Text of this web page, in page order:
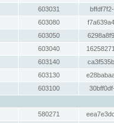
603031
603080
603050
603040
603140
603130
603100
580271